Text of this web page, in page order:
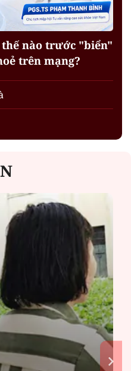
thế nào trước "biển"
trên mạng?